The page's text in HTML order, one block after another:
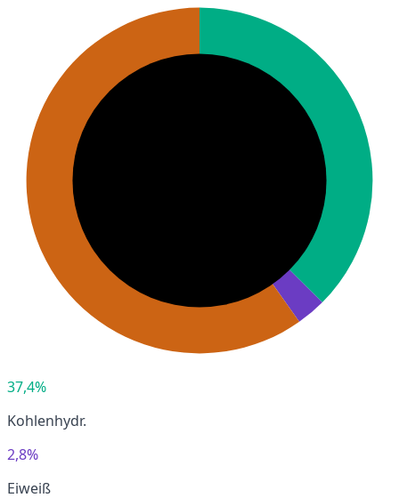
37,4%
Kohlenhydr.
2,8%
Eiweiß